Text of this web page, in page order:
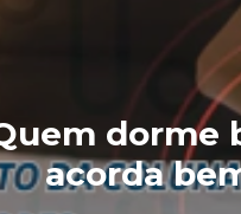
dorme
acorda